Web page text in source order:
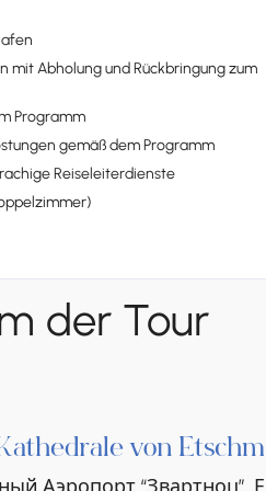
mit Abholung und Rückbringung zum
Programm
gemäß dem Programm
Reiseleiterdienste
der Tour
von